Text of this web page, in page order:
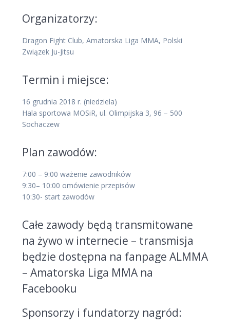
Organizatorzy:
Dragon Fight Club, Amatorska Liga MMA, Polski
Związek Ju-Jitsu
Termin i miejsce:
16 grudnia 2018 r. (niedziela)
Hala sportowa MOSiR, ul. Olimpijska 3, 96 – 500
Sochaczew
Plan zawodów:
7:00 – 9:00 ważenie zawodników
9:30– 10:00 omówienie przepisów
10:30- start zawodów
Całe zawody będą transmitowane
na żywo w internecie – transmisja
będzie dostępna na fanpage ALMMA
– Amatorska Liga MMA na
Facebooku
Sponsorzy i fundatorzy nagród: